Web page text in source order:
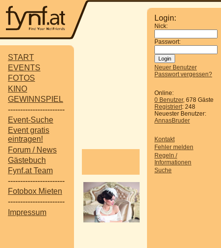
START
EVENTS
FOTOS
KINO
GEWINNSPIEL
-----------------------
Event-Suche
Event gratis
eintragen!
Forum / News
Gästebuch
Fynf.at Team
-----------------------
Fotobox Mieten
-----------------------
Impressum
Login:
Nick:
Passwort:
Neuer Benutzer
Passwort vergessen?
Online:
0 Benutzer, 678 Gäste
Registriert: 248
Neuester Benutzer:
AnnasBruder
Kontakt
Fehler melden
Regeln /
Informationen
Suche
VERLOSUNG
Home